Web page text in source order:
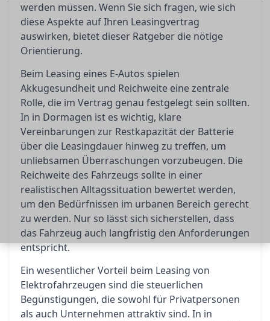
werden müssen. Wenn Sie sich fragen, wie sich
diese Aspekte auf Ihren Leasingvertrag
auswirken, bietet dieser Ratgeber die nötige
Orientierung.
Beim Leasing eines E-Autos spielen
Akkugesundheit und Reichweite eine zentrale
Rolle, die im Vertrag genau festgelegt sein sollten.
In in Dormagen ist es wichtig, klare
Vereinbarungen zur Restkapazität der Batterie
über die Leasingdauer hinweg zu treffen, um
unliebsamen Überraschungen vorzubeugen. Die
Reichweite des Fahrzeugs sollte in einer
realistischen Alltagssituation bewertet werden,
um den Bedürfnissen im urbanen Bereich gerecht
zu werden. Nur so lässt sich sicherstellen, dass
das Fahrzeug auch langfristig den Anforderungen
entspricht.
Ein wesentlicher Vorteil beim Leasing von
Elektrofahrzeugen sind die steuerlichen
Begünstigungen, die sowohl für Privatpersonen
als auch Unternehmen attraktiv sind. In in